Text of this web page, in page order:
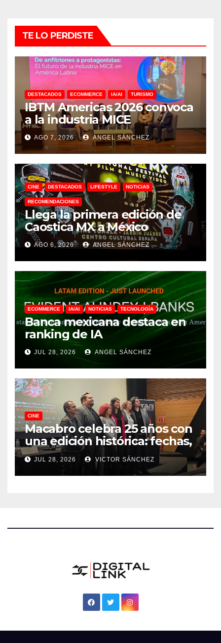
TE LO PERDISTE
DESTACADOS ECOMMERCE IA/AI TURISMO
IBTM Americas 2026 convoca
a la industria MICE
AGO 7, 2026 ANGEL SÁNCHEZ
CINE DESTACADOS LIFESTYLE NOTICIAS
RECOMENDACIONES
Llega la primera edición de
Caostica MX a México
AGO 6, 2026 ANGEL SÁNCHEZ
ECOMMERCE IA/AI NOTICIAS TECNOLOGÍA
Banca mexicana destaca en
ranking de IA
JUL 28, 2026 ANGEL SÁNCHEZ
CINE
Macabro celebra 25 años con
una edición histórica: fechas,
sedes, invitados y todo lo que
debes saber
JUL 28, 2026 VICTOR SÁNCHEZ